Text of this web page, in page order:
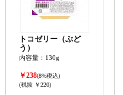
トコゼリー（ぶど
う）
内容量：130g
￥238(8%税込)
(税抜 ￥220)